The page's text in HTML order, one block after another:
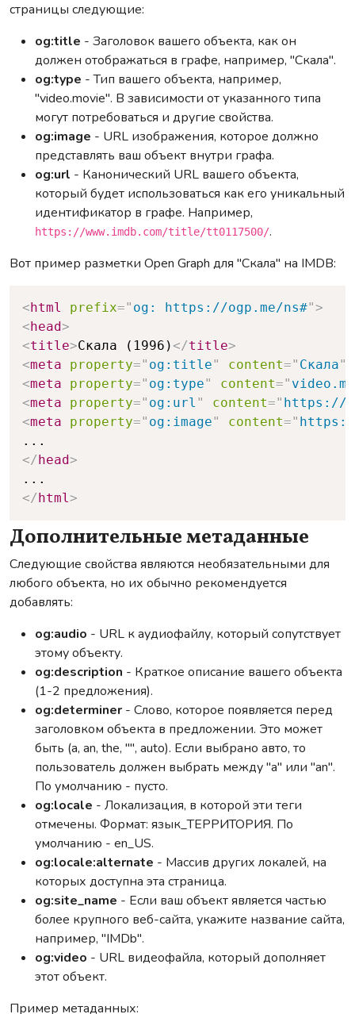
страницы следующие:
og:title - Заголовок вашего объекта, как он
должен отображаться в графе, например, "Скала".
og:type - Тип вашего объекта, например,
"video.movie". В зависимости от указанного типа
могут потребоваться и другие свойства.
og:image - URL изображения, которое должно
представлять ваш объект внутри графа.
og:url - Канонический URL вашего объекта,
который будет использоваться как его уникальный
идентификатор в графе. Например,
https://www.imdb.com/title/tt0117500/.
Вот пример разметки Open Graph для "Скала" на IMDB:
<html prefix=" og: https://ogp.me/ns#">
<head>
<title>Скала (1996) </title>
<meta property=" og:title" content=" Скала"
<meta property=" og:type" content="
<meta property=" og:url " content=" https://
<meta property=" og:image" content="
</head>
</html>
Copy
Дополнительные метаданные
Следующие свойства являются необязательными для
любого объекта, но их обычно рекомендуется
добавлять:
og:audio - URL к аудиофайлу, который сопутствует
этому объекту.
og:description - Краткое описание вашего объекта
(1-2 предложения).
og:determiner - Слово, которое появляется перед
заголовком объекта в предложении. Это может
быть (a, an, the, "", auto). Если выбрано авто, то
пользователь должен выбрать между "a" или "an".
По умолчанию - пусто.
og:locale - Локализация, в которой эти теги
отмечены. Формат: язык_ТЕРРИТОРИЯ. По
умолчанию - en_US.
og:locale:alternate - Массив других локалей, на
которых доступна эта страница.
og:site_name - Если ваш объект является частью
более крупного веб-сайта, укажите название сайта,
например, "IMDb".
og:video - URL видеофайла, который дополняет
этот объект.
Пример метаданных: